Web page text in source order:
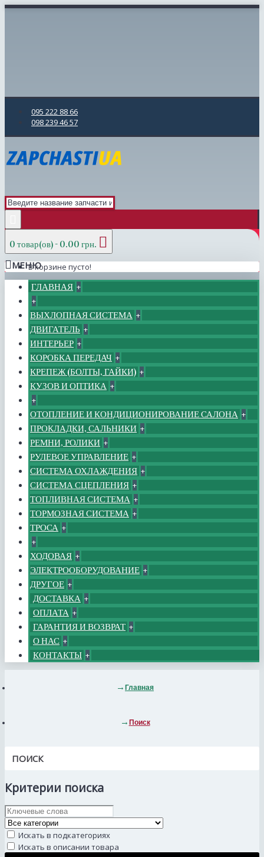
095 222 88 66
098 239 46 57
0 товар(ов) - 0.00 грн.
В корзине пусто!
МЕНЮ
ГЛАВНАЯ +
+
ВЫХЛОПНАЯ СИСТЕМА +
ДВИГАТЕЛЬ +
ИНТЕРЬЕР +
КОРОБКА ПЕРЕДАЧ +
КРЕПЕЖ (БОЛТЫ, ГАЙКИ) +
КУЗОВ И ОПТИКА +
+
ОТОПЛЕНИЕ И КОНДИЦИОНИРОВАНИЕ САЛОНА +
ПРОКЛАДКИ, САЛЬНИКИ +
РЕМНИ, РОЛИКИ +
РУЛЕВОЕ УПРАВЛЕНИЕ +
СИСТЕМА ОХЛАЖДЕНИЯ +
СИСТЕМА СЦЕПЛЕНИЯ +
ТОПЛИВНАЯ СИСТЕМА +
ТОРМОЗНАЯ СИСТЕМА +
ТРОСА +
+
ХОДОВАЯ +
ЭЛЕКТРООБОРУДОВАНИЕ +
ДРУГОЕ +
ДОСТАВКА +
ОПЛАТА +
ГАРАНТИЯ И ВОЗВРАТ +
О НАС +
КОНТАКТЫ +
Главная
Поиск
ПОИСК
Критерии поиска
Искать в подкатегориях
Искать в описании товара